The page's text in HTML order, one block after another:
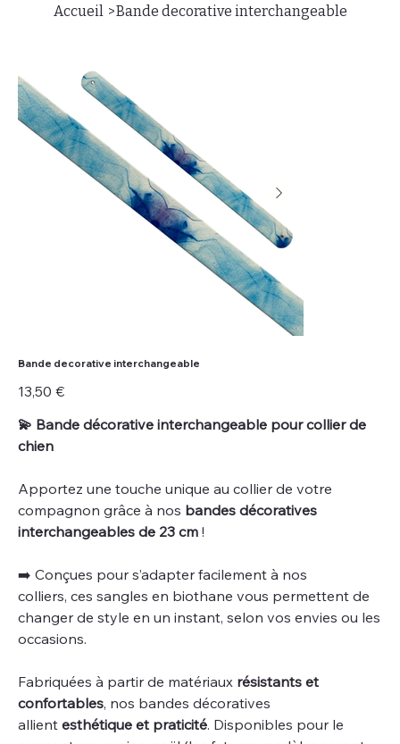
Accueil >Bande decorative interchangeable
Bande decorative interchangeable
Prix
13,50 €
💫​ Bande décorative interchangeable pour collier de
chien
Apportez une touche unique au collier de votre
compagnon grâce à nos bandes décoratives
interchangeables de 23 cm !
​➡️​ Conçues pour s’adapter facilement à nos
colliers, ces sangles en biothane vous permettent de
changer de style en un instant, selon vos envies ou les
occasions.
Fabriquées à partir de matériaux résistants et
confortables, nos bandes décoratives
allient esthétique et praticité. Disponibles pour le